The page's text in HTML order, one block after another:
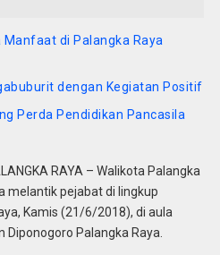
di Palangka Raya
dengan Kegiatan Positif
Perda Pendidikan Pancasila
RAYA – Walikota Palangka
melantik pejabat di lingkup
Kamis (21/6/2018), di aula
Palangka Raya.